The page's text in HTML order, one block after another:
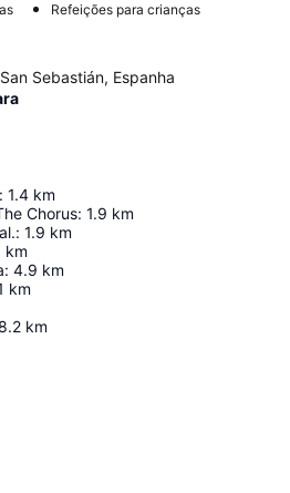
Refeições para crianças
Sebastián, Espanha
: 1.4 km
Chorus: 1.9 km
: 1.9 km
km
: 4.9 km
km
km